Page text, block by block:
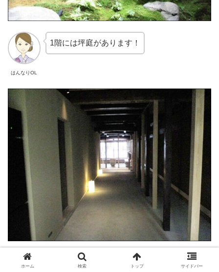
はんなりOL
1階には坪庭があります！
こちらの右奥に隠し扉があります！
ホーム 検索 トップ サイドバー